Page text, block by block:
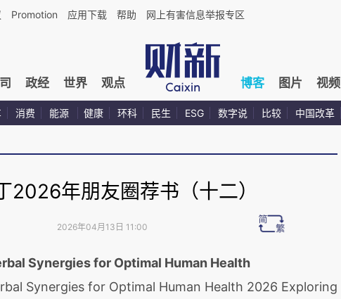
Promotion 应用下载 帮助 网上有害信息举报专区
政经 世界 观点 博客 图片 视频
消费 能源 健康 环科 民生 ESG 数字说 比较 中国改革
2026年朋友圈荐书（十二）
2026年04月13日 11:00
Synergies for Optimal Human Health
Synergies for Optimal Human Health 2026 Exploring